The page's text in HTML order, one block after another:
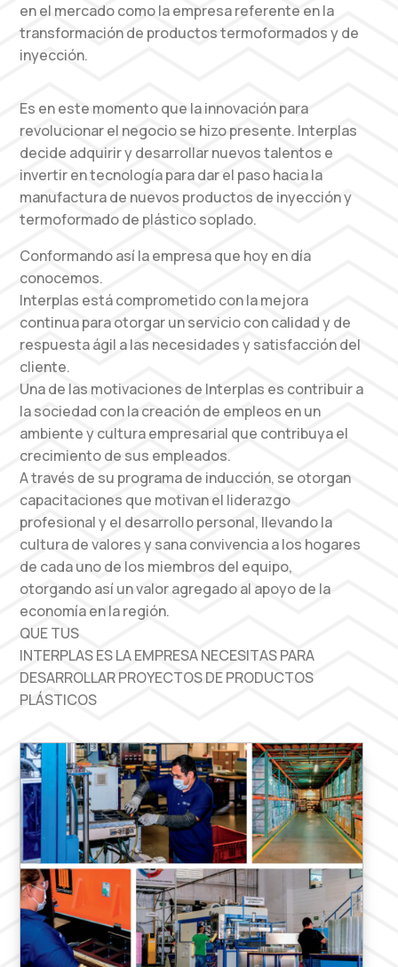
en el mercado como la empresa referente en la
transformación de productos termoformados y de
inyección.
Es en este momento que la innovación para
revolucionar el negocio se hizo presente. Interplas
decide adquirir y desarrollar nuevos talentos e
invertir en tecnología para dar el paso hacia la
manufactura de nuevos productos de inyección y
termoformado de plástico soplado.
Conformando así la empresa que hoy en día
conocemos.
Interplas está comprometido con la mejora
continua para otorgar un servicio con calidad y de
respuesta ágil a las necesidades y satisfacción del
cliente.
Una de las motivaciones de Interplas es contribuir a
la sociedad con la creación de empleos en un
ambiente y cultura empresarial que contribuya el
crecimiento de sus empleados.
A través de su programa de inducción, se otorgan
capacitaciones que motivan el liderazgo
profesional y el desarrollo personal, llevando la
cultura de valores y sana convivencia a los hogares
de cada uno de los miembros del equipo,
otorgando así un valor agregado al apoyo de la
economía en la región.
QUE TUS
INTERPLAS ES LA EMPRESA NECESITAS PARA
DESARROLLAR PROYECTOS DE PRODUCTOS
PLÁSTICOS